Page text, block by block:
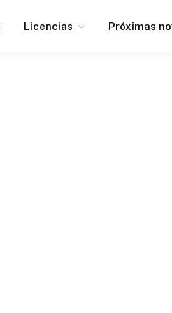
Licencias Próximas